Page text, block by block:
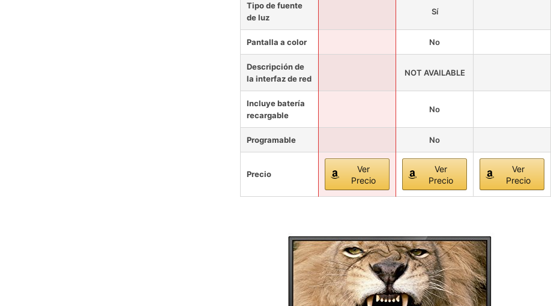
Tipo de fuente
de luz
Sí
Pantalla a color No
Descripción de
la interfaz de red
NOT AVAILABLE
Incluye batería
recargable
No
Programable No
Precio
Ver
Precio
Ver
Precio
Ver
Precio